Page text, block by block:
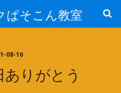
ぱそこん教室
08-16
りがとう